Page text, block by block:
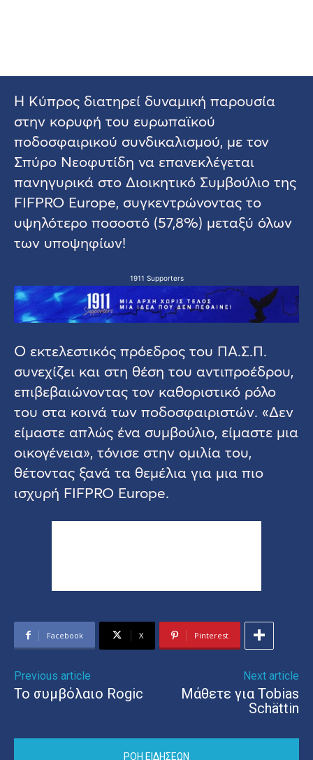
Η Κύπρος διατηρεί δυναμική παρουσία
στην κορυφή του ευρωπαϊκού
ποδοσφαιρικού συνδικαλισμού, με τον
Σπύρο Νεοφυτίδη να επανεκλέγεται
πανηγυρικά στο Διοικητικό Συμβούλιο της
FIFPRO Europe, συγκεντρώνοντας το
υψηλότερο ποσοστό (57,8%) μεταξύ όλων
των υποψηφίων!
1911 Supporters
Ο εκτελεστικός πρόεδρος του ΠΑ.Σ.Π.
συνεχίζει και στη θέση του αντιπροέδρου,
επιβεβαιώνοντας τον καθοριστικό ρόλο
του στα κοινά των ποδοσφαιριστών. «Δεν
είμαστε απλώς ένα συμβούλιο, είμαστε μια
οικογένεια», τόνισε στην ομιλία του,
θέτοντας ξανά τα θεμέλια για μια πιο
ισχυρή FIFPRO Europe.
Facebook X Pinterest
Previous article
Το συμβόλαιο Rogic
Next article
Μάθετε για Tobias
Schättin
ΡΟΗ ΕΙΔΗΣΕΩΝ